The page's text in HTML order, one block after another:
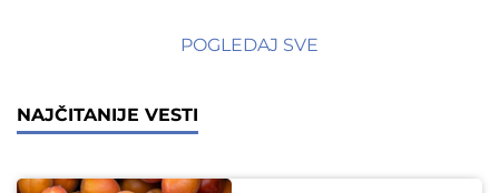
POGLEDAJ SVE
NAJČITANIJE VESTI